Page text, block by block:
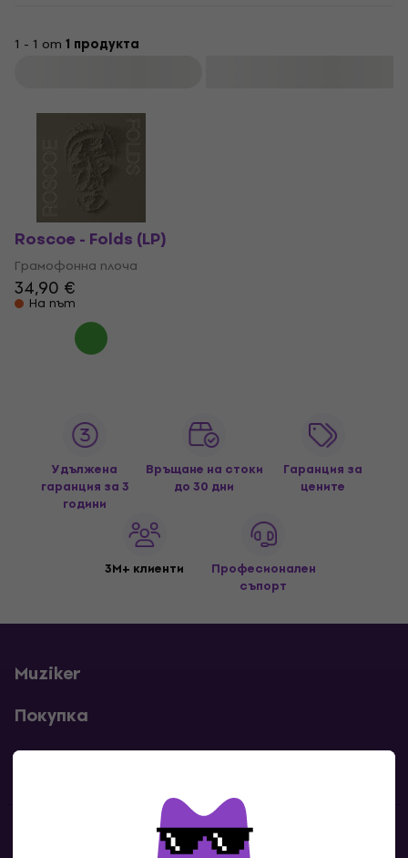
1 - 1 от 1 продукта
Roscoe - Folds (LP)
Грамофонна плоча
34,90 €
На път
Удължена
гаранция за 3
години
Връщане на стоки
до 30 дни
Гаранция за
цените
3M+ клиенти
Професионален
съпорт
Muziker
Покупка
Полезни линкове
Контакти